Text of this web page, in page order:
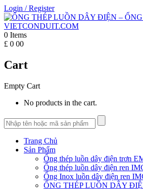
Login /Register
0 Items
£ 0 00
Cart
Empty Cart
No products in the cart.
Trang Chủ
Sản Phẩm
Ống thép luồn dây điện trơn
Ống thép luồn dây điện ren
Ống Inox luồn dây điện ren
ỐNG THÉP LUỒN DÂY